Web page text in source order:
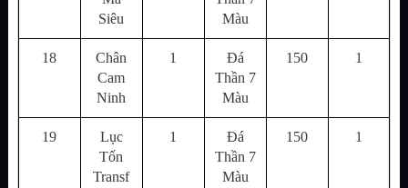
Siêu
Màu
18
Chân
Cam
Ninh
1
Đá
Thần 7
Màu
150 1
19
Lục
Tốn
Transf
1
Đá
Thần 7
Màu
150 1